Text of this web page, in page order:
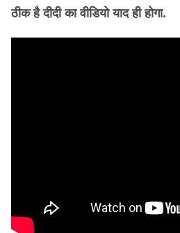
ठीक है दीदी का वीडियो याद ही होगा.